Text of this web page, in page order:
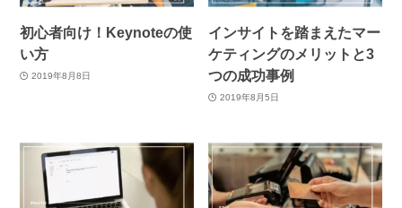
初心者向け！Keynoteの使
い方
2019年8月8日
インサイトを踏まえたマー
ケティングのメリットと3
つの成功事例
2019年8月5日